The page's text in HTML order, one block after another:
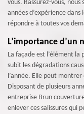
vous. Rassurez-vous,
années d’expérience
répondre à toutes vos
L’importance d’un
La façade est l’élément la
subit les dégradations
l’année. Elle peut
Disposant de plusieurs
entreprise Brun
enlever ces salissures qui